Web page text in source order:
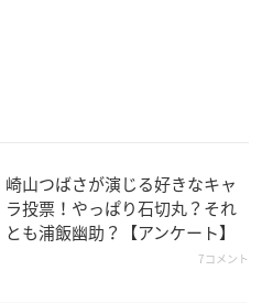
崎山つばさが演じる好きなキャ
ラ投票！やっぱり石切丸？それ
とも浦飯幽助？【アンケート】
7コメント